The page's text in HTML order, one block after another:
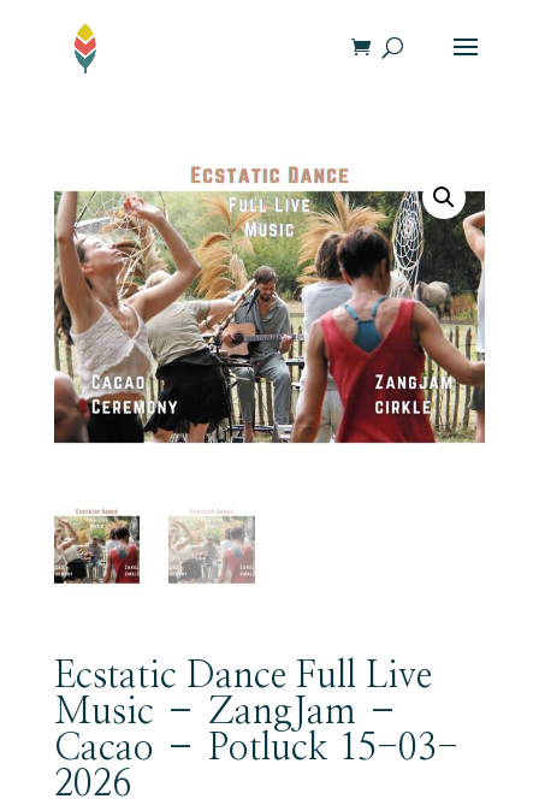
Ecstatic Dance Full Live
Music – ZangJam –
Cacao – Potluck 15-03-
2026